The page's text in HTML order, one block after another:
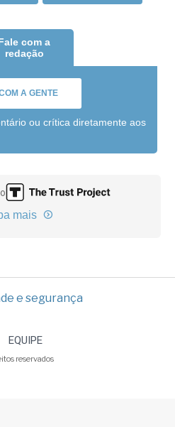
com a
redação
A GENTE
ou crítica diretamente aos
mais
e segurança
EQUIPE
reservados